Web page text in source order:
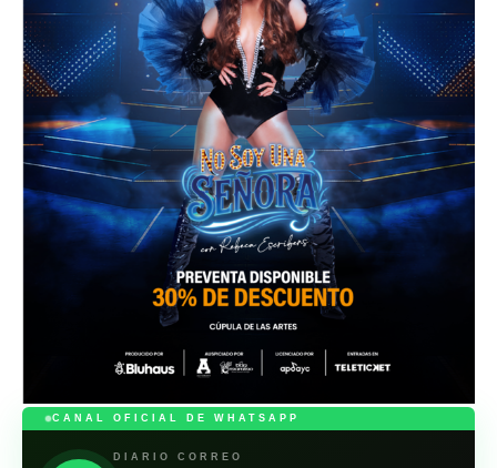
CANAL OFICIAL DE WHATSAPP
DIARIO CORREO